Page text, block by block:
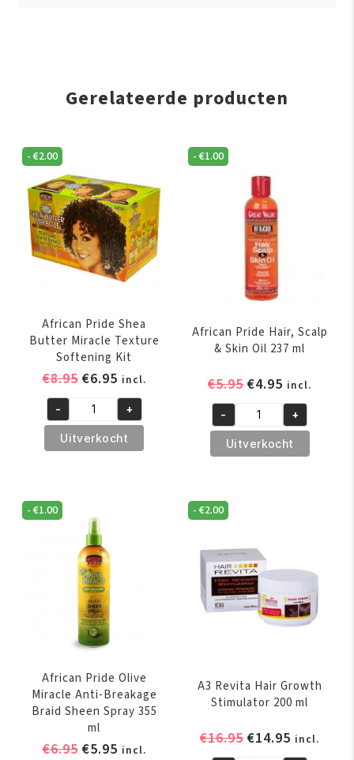
Gerelateerde producten
-€2.00
African Pride Shea
Butter Miracle Texture
Softening Kit
€8.95 Oorspronkelijke
was:
€8.95.
€6.95Huidige
prijs
is:
€6.95.
incl.
African
Pride
Shea
Texture
Softening
aantal
- +
Uitverkocht
-€1.00
African Pride Hair, Scalp
& Skin Oil 237 ml
€5.95
was:
€5.95.
€4.95 Huidige
prijs
is:
€4.95.
incl.
African
Pride
Hair,
&
Skin
237
ml
aantal
- +
Uitverkocht
-€1.00
African Pride Olive
Miracle Anti-Breakage
Braid Sheen Spray 355
ml
€6.95 Oorspronkelijke
€5.95Huidige
incl.
-€2.00
A3 Revita Hair Growth
Stimulator 200 ml
€16.95 €14.95 Huidige
incl.